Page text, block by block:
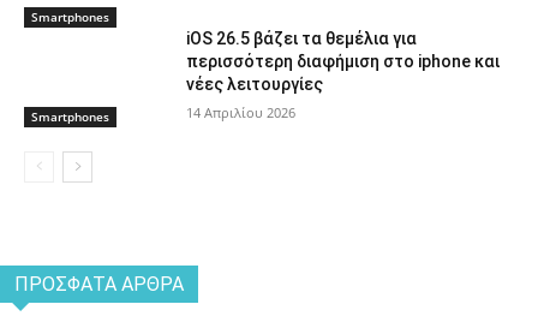
Smartphones
Smartphones
iOS 26.5 βάζει τα θεμέλια για
περισσότερη διαφήμιση στο iphone και
νέες λειτουργίες
14 Απριλίου 2026
ΠΡΌΣΦΑΤΑ ΆΡΘΡΑ